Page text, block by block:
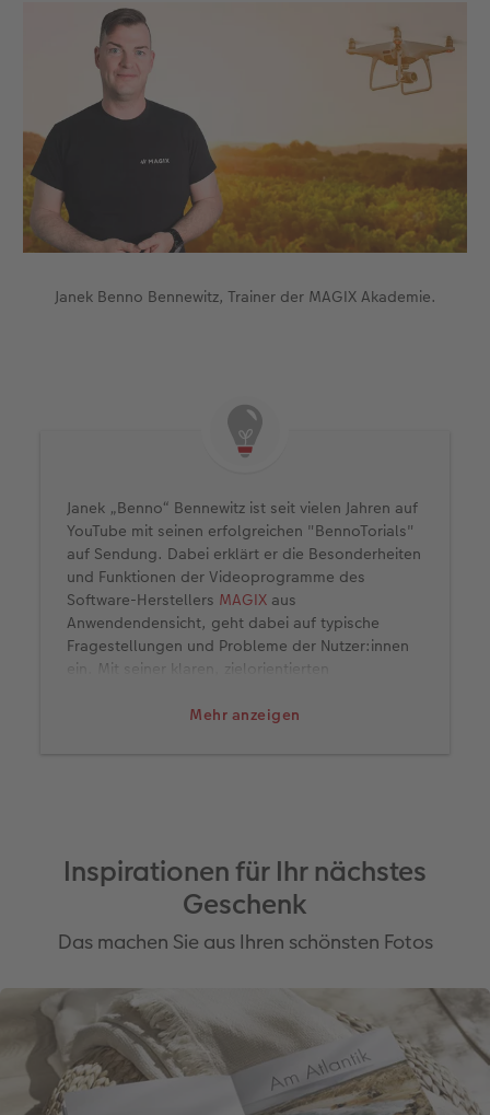
Janek Benno Bennewitz, Trainer der MAGIX Akademie.
Mehr anzeigen
Janek „Benno“ Bennewitz ist seit vielen Jahren auf
YouTube mit seinen erfolgreichen "BennoTorials"
auf Sendung. Dabei erklärt er die Besonderheiten
und Funktionen der Videoprogramme des
Software-Herstellers MAGIX aus
Anwendendensicht, geht dabei auf typische
Fragestellungen und Probleme der Nutzer:innen
ein. Mit seiner klaren, zielorientierten
ständig wachsenden Followerkreis erarbeitet.
Inspirationen für Ihr nächstes
Geschenk
Das machen Sie aus Ihren schönsten Fotos